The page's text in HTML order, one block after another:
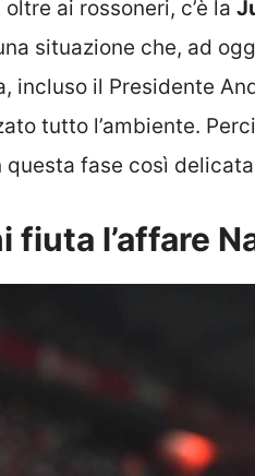
ai rossoneri, c’è la
situazione che, ad
incluso il Presidente
tutto l’ambiente.
questa fase così
fiuta l’affare